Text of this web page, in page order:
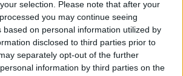
selection. Please note that after your
you may continue seeing
based on personal information utilized by
disclosed to third parties prior to
separately opt-out of the further
information by third parties on the